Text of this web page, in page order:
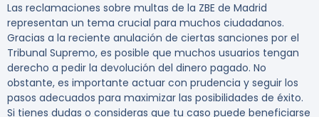
Las reclamaciones sobre multas de la ZBE de Madrid
representan un tema crucial para muchos ciudadanos.
Gracias a la reciente anulación de ciertas sanciones por el
Tribunal Supremo, es posible que muchos usuarios tengan
derecho a pedir la devolución del dinero pagado. No
obstante, es importante actuar con prudencia y seguir los
pasos adecuados para maximizar las posibilidades de éxito.
Si tienes dudas o consideras que tu caso puede beneficiarse